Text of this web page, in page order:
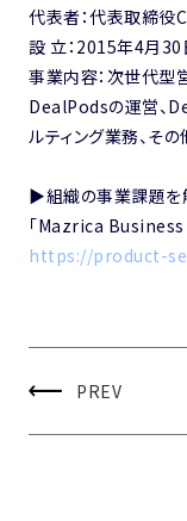
代表者：代表取締役
設 立：2015年4月30
事業内容：次世代型
DealPodsの運営、
ルティング業務、そ
▶︎組織の事業課題を
「Mazrica Business
https://product-
PREV